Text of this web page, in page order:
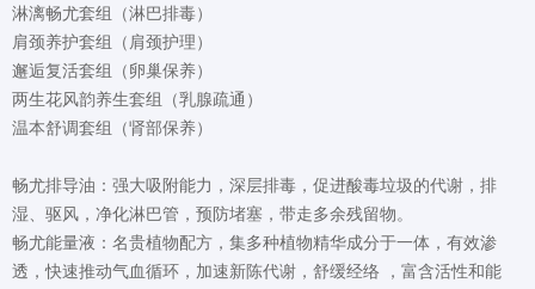
淋漓畅尤套组（淋巴排毒）
肩颈养护套组（肩颈护理）
邂逅复活套组（卵巢保养）
两生花风韵养生套组（乳腺疏通）
温本舒调套组（肾部保养）
畅尤排导油：强大吸附能力，深层排毒，促进酸毒垃圾的代谢，排
湿、驱风，净化淋巴管，预防堵塞，带走多余残留物。
畅尤能量液：名贵植物配方，集多种植物精华成分于一体，有效渗
透，快速推动气血循环，加速新陈代谢，舒缓经络 ，富含活性和能